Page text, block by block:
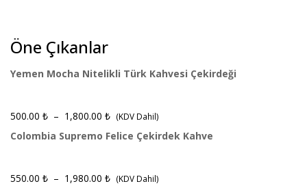
Öne Çıkanlar
Yemen Mocha Nitelikli Türk Kahvesi Çekirdeği
500.00 ₺ – 1,800.00 ₺ (KDV Dahil)
Colombia Supremo Felice Çekirdek Kahve
550.00 ₺ – 1,980.00 ₺ (KDV Dahil)